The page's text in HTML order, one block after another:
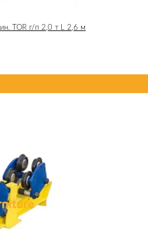
TOR г/п 2,0 т L 2,6 м